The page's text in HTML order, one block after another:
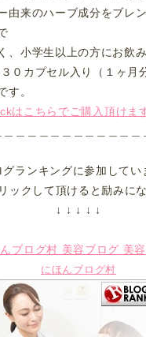
由来のハーブ成分をブレ
、小学生以上の方にお飲み
０カプセル入り（１ヶ
す。
はこちらでご購入頂けま
グランキングに参加してい
ックして頂けると励みに
↓ ↓ ↓ ↓ ↓
にほんブログ村